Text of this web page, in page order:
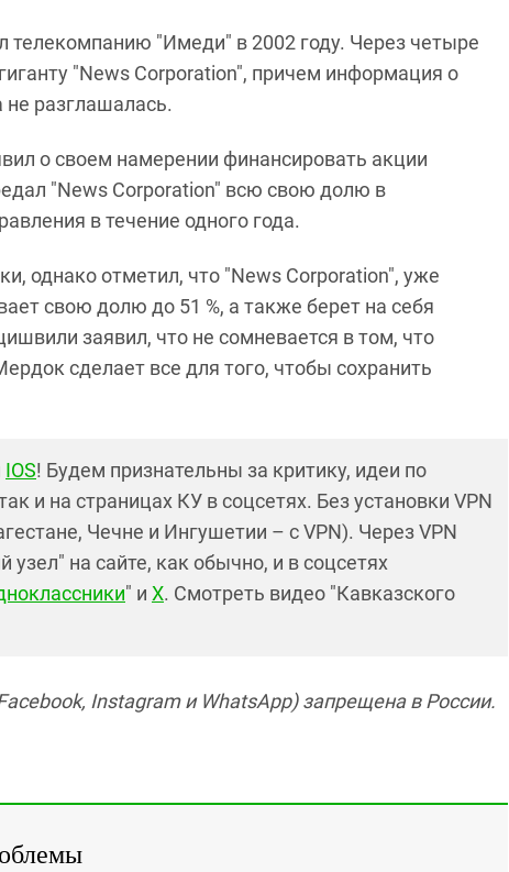
телекомпанию "Имеди" в 2002 году. Через четыре
"News Corporation", причем информация о
не разглашалась.
о своем намерении финансировать акции
"News Corporation" всю свою долю в
в течение одного года.
однако отметил, что "News Corporation", уже
свою долю до 51 %, а также берет на себя
заявил, что не сомневается в том, что
сделает все для того, чтобы сохранить
IOS! Будем признательны за критику, идеи по
и на страницах КУ в соцсетях. Без установки VPN
Чечне и Ингушетии – с VPN). Через VPN
на сайте, как обычно, и в соцсетях
" и X. Смотреть видео "Кавказского
Instagram и WhatsApp) запрещена в России.